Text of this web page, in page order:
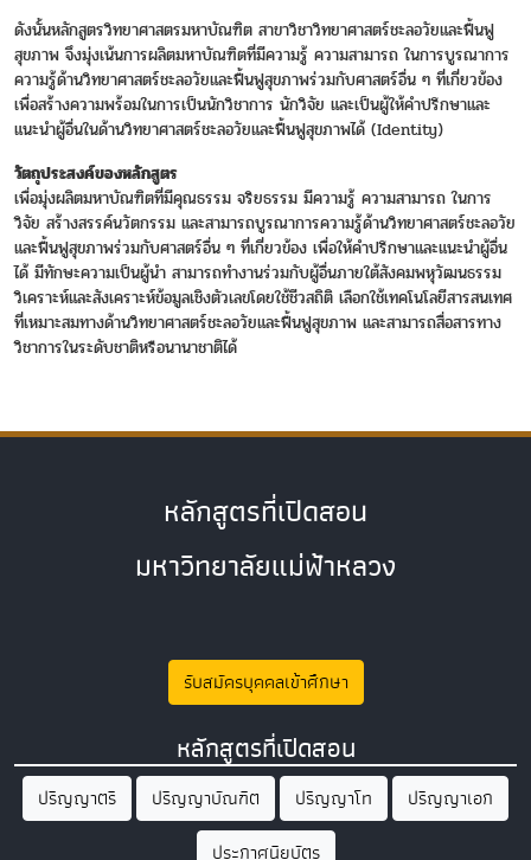
ดังนั้นหลักสูตรวิทยาศาสตรมหาบัณฑิต สาขาวิชาวิทยาศาสตร์ชะลอวัยและฟื้นฟู
สุขภาพ จึงมุ่งเน้นการผลิตมหาบัณฑิตที่มีความรู้ ความสามารถ ในการบูรณาการ
ความรู้ด้านวิทยาศาสตร์ชะลอวัยและฟื้นฟูสุขภาพร่วมกับศาสตร์อื่น ๆ ที่เกี่ยวข้อง
เพื่อสร้างความพร้อมในการเป็นนักวิชาการ นักวิจัย และเป็นผู้ให้คำปรึกษาและ
แนะนำผู้อื่นในด้านวิทยาศาสตร์ชะลอวัยและฟื้นฟูสุขภาพได้ (Identity)
วัตถุประสงค์ของหลักสูตร
เพื่อมุ่งผลิตมหาบัณฑิตที่มีคุณธรรม จริยธรรม มีความรู้ ความสามารถ ในการ
วิจัย สร้างสรรค์นวัตกรรม และสามารถบูรณาการความรู้ด้านวิทยาศาสตร์ชะลอวัย
และฟื้นฟูสุขภาพร่วมกับศาสตร์อื่น ๆ ที่เกี่ยวข้อง เพื่อให้คำปรึกษาและแนะนำผู้อื่น
ได้ มีทักษะความเป็นผู้นำ สามารถทำงานร่วมกับผู้อื่นภายใต้สังคมพหุวัฒนธรรม
วิเคราะห์และสังเคราะห์ข้อมูลเชิงตัวเลขโดยใช้ชีวสถิติ เลือกใช้เทคโนโลยีสารสนเทศ
ที่เหมาะสมทางด้านวิทยาศาสตร์ชะลอวัยและฟื้นฟูสุขภาพ และสามารถสื่อสารทาง
วิชาการในระดับชาติหรือนานาชาติได้
หลักสูตรที่เปิดสอน
มหาวิทยาลัยแม่ฟ้าหลวง
รับสมัครบุคคลเข้าศึกษา
หลักสูตรที่เปิดสอน
ปริญญาตรี ปริญญาบัณฑิต ปริญญาโท
ปริญญาเอก
ประกาศนียบัตร